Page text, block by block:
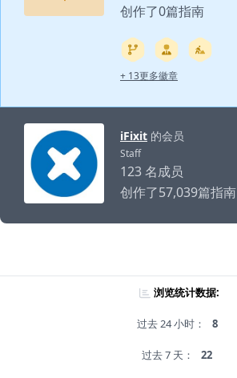
创作了0篇指南
+ 13更多徽章
iFixit 的会员
Staff
123 名成员
创作了57,039篇指南
浏览统计数据:
过去 24 小时： 8
过去 7 天： 22